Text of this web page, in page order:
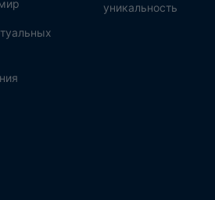
уникальность